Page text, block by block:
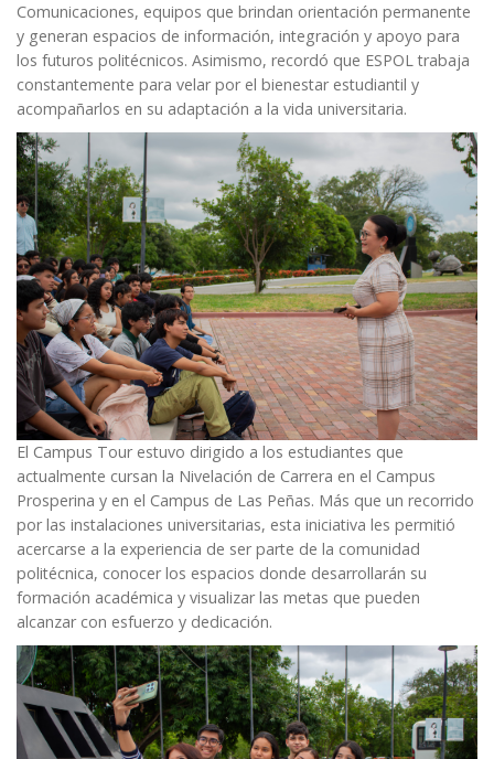
Comunicaciones, equipos que brindan orientación permanente
y generan espacios de información, integración y apoyo para
los futuros politécnicos. Asimismo, recordó que ESPOL trabaja
constantemente para velar por el bienestar estudiantil y
acompañarlos en su adaptación a la vida universitaria.
El Campus Tour estuvo dirigido a los estudiantes que
actualmente cursan la Nivelación de Carrera en el Campus
Prosperina y en el Campus de Las Peñas. Más que un recorrido
por las instalaciones universitarias, esta iniciativa les permitió
acercarse a la experiencia de ser parte de la comunidad
politécnica, conocer los espacios donde desarrollarán su
formación académica y visualizar las metas que pueden
alcanzar con esfuerzo y dedicación.